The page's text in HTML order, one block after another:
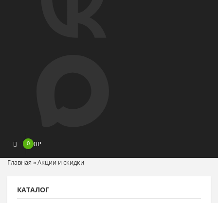
0 0₽
Главная »Акции и скидки
КАТАЛОГ